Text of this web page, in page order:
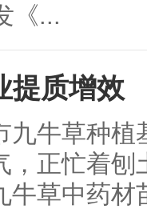
《...
提质增效
九牛草种
，正忙着刨
牛草中药